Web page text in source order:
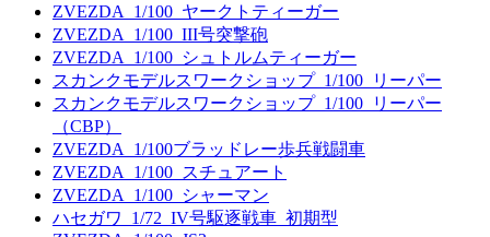
ZVEZDA_1/100_ヤークトティーガー
ZVEZDA_1/100_III号突撃砲
ZVEZDA_1/100_シュトルムティーガー
スカンクモデルスワークショップ_1/100_リーパー
スカンクモデルスワークショップ_1/100_リーパー
（CBP）
ZVEZDA_1/100ブラッドレー歩兵戦闘車
ZVEZDA_1/100_スチュアート
ZVEZDA_1/100_シャーマン
ハセガワ_1/72_IV号駆逐戦車_初期型